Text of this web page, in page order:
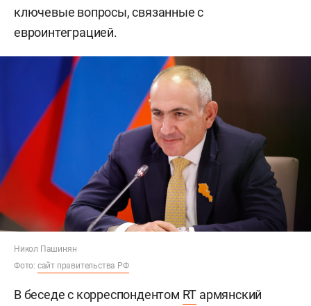
ключевые вопросы, связанные с
евроинтеграцией.
Никол Пашинян
Фото: сайт правительства РФ
В беседе с корреспондентом RT армянский